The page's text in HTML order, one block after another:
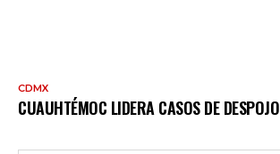
CDMX
CUAUHTÉMOC LIDERA CASOS DE